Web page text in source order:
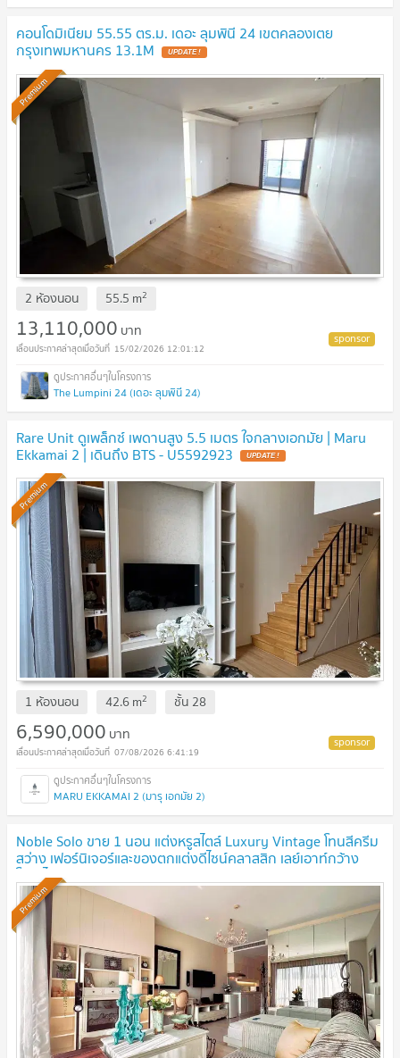
คอนโดมิเนียม 55.55 ตร.ม. เดอะ ลุมพินี 24 เขตคลองเตย
กรุงเทพมหานคร 13.1M UPDATE !
Premium
2 ห้องนอน 55.5 m2
13,110,000 บาท
15/02/2026 12:01:12
The Lumpini 24 (เดอะ ลุมพินี 24)
Rare Unit ดูเพล็กซ์ เพดานสูง 5.5 เมตร ใจกลางเอกมัย | Maru
Ekkamai 2 | เดินถึง BTS - U5592923 UPDATE !
Premium
1 ห้องนอน 42.6m2 ชั้น 28
6,590,000 บาท
07/08/2026 6:41:19
MARU EKKAMAI 2 (มารุ เอกมัย 2)
Noble Solo ขาย 1 นอน แต่งหรูสไตล์ Luxury Vintage โทนสีครีม
สว่าง เฟอร์นิเจอร์และของตกแต่งดีไซน์คลาสสิก เลย์เอาท์กว้าง
โปร่งได้วิวสวน
Premium